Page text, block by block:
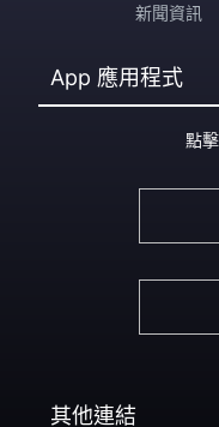
新聞資訊
App 應用程式
點
其他連結